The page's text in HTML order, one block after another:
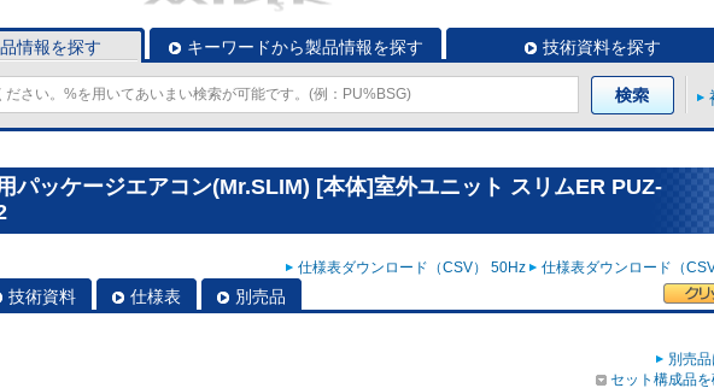
情報を探す キーワードから製品情報を探す 技術資料を探す
パッケージエアコン(Mr.SLIM) [本体]室外ユニット スリムER PUZ-
仕様表ダウンロード（CSV） 50Hz 仕様表ダウンロード（
技術資料 仕様表 別売品
別売
セット構成品